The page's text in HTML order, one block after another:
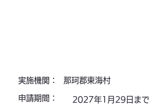
実施機関：
申請期間：
那珂郡東海村
2027年1月29日まで